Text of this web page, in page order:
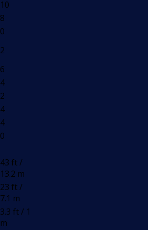
10
8
0
2
6
4
2
4
4
0
43 ft /
13.2 m
23 ft /
7.1 m
3.3 ft / 1
m